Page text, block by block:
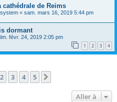
de Reims
« sam. mars 16, 2019 5:44 pm
dormant
févr. 24, 2019 2:05 pm
1 2 3 4
2 3 4 5
Aller à